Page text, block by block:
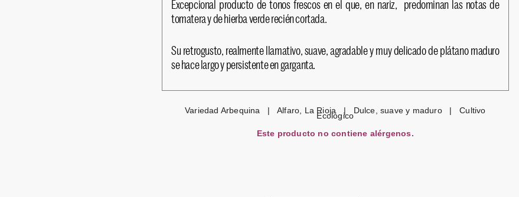
Excepcional producto de tonos frescos en el que, en nariz, predominan las notas de
tomatera y de hierba verde recién cortada.
Su retrogusto, realmente llamativo, suave, agradable y muy delicado de plátano maduro
se hace largo y persistente en garganta.
Variedad Arbequina | Alfaro, La Rioja | Dulce, suave y maduro | Cultivo
Ecológico
Este producto no contiene alérgenos.